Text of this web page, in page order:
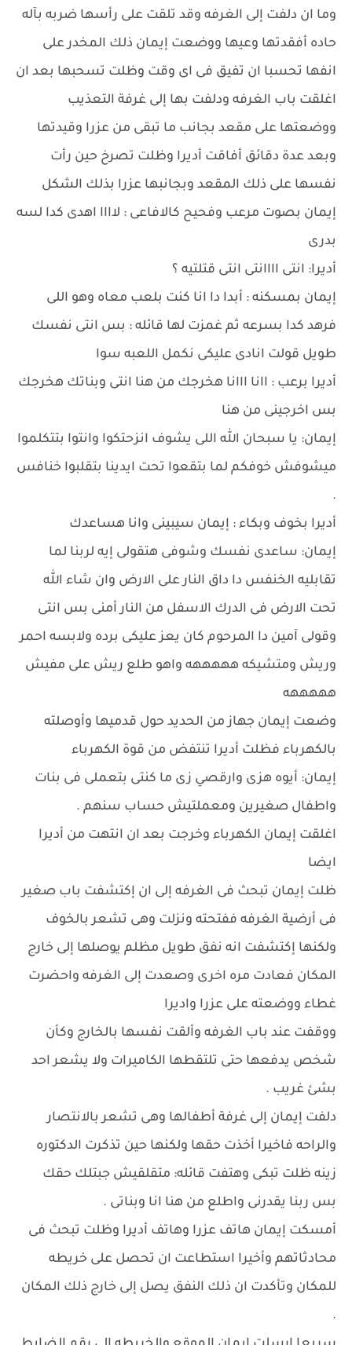
وما ان دلفت إلى الغرفه وقد تلقت على رأسها ضربه بآله
حاده أفقدتها وعيها ووضعت إيمان ذلك المخدر على
انفها تحسبا ان تفيق فى اى وقت وظلت تسحبها بعد ان
اغلقت باب الغرفه ودلفت بها إلى غرفة التعذيب
ووضعتها على مقعد بجانب ما تبقى من عزرا وقيدتها
وبعد عدة دقائق أفاقت أديرا وظلت تصرخ حين رأت
نفسها على ذلك المقعد وبجانبها عزرا بذلك الشكل
إيمان بصوت مرعب وفحيح كالافاعى : لاااا اهدى كدا لسه
بدرى
أديرا: انتى اااانتى انتى قتلتيه ؟
إيمان بمسكنه : أبدا دا انا كنت بلعب معاه وهو اللى
فرهد كدا بسرعه ثم غمزت لها قائله : بس انتى نفسك
طويل قولت انادى عليكى نكمل اللعبه سوا
أديرا برعب : اانا ااانا هخرجك من هنا انتى وبناتك هخرجك
بس اخرجينى من هنا
إيمان: يا سبحان الله اللى يشوف انزحتكوا وانتوا بتتكلموا
ميشوفش خوفكم لما بتقعوا تحت ايدينا بتقلبوا خنافس
.
أديرا بخوف وبكاء : إيمان سيبينى وانا هساعدك
إيمان: ساعدى نفسك وشوفى هتقولى إيه لربنا لما
تقابليه الخنفس دا داق النار على الارض وان شاء الله
تحت الارض فى الدرك الاسفل من النار أمنى بس انتى
وقولى آمين دا المرحوم كان يعز عليكى برده ولابسه احمر
وريش ومتشيكه هههههه واهو طلع ريش على مفيش
هههههه
وضعت إيمان جهاز من الحديد حول قدميها وأوصلته
بالكهرباء فظلت أديرا تنتفض من قوة الكهرباء
إيمان: أيوه هزى وارقصي زى ما كنتى بتعملى فى بنات
واطفال صغيرين ومعملتيش حساب سنهم .
اغلقت إيمان الكهرباء وخرجت بعد ان انتهت من أديرا
ايضا
ظلت إيمان تبحث فى الغرفه إلى ان إكتشفت باب صغير
فى أرضية الغرفه ففتحته ونزلت وهى تشعر بالخوف
ولكنها إكتشفت انه نفق طويل مظلم يوصلها إلى خارج
المكان فعادت مره اخرى وصعدت إلى الغرفه واحضرت
غطاء ووضعته على عزرا واديرا
ووقفت عند باب الغرفه وألقت نفسها بالخارج وكأن
شخص يدفعها حتى تلتقطها الكاميرات ولا يشعر احد
بشئ غريب .
دلفت إيمان إلى غرفة أطفالها وهى تشعر بالانتصار
والراحه فاخيرا أخذت حقها ولكنها حين تذكرت الدكتوره
زينه ظلت تبكى وهتفت قائله: متقلقيش جبتلك حقك
بس ربنا يقدرنى واطلع من هنا انا وبناتى .
أمسكت إيمان هاتف عزرا وهاتف أديرا وظلت تبحث فى
محادثاتهم وأخيرا استطاعت ان تحصل على خريطه
للمكان وتأكدت ان ذلك النفق يصل إلى خارج ذلك المكان
.